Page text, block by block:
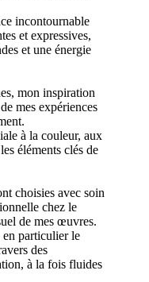
incontournable
et expressives,
et une énergie
mon inspiration
mes expériences
à la couleur, aux
éléments clés de
choisies avec soin
chez le
de mes œuvres.
en particulier le
des
à la fois fluides